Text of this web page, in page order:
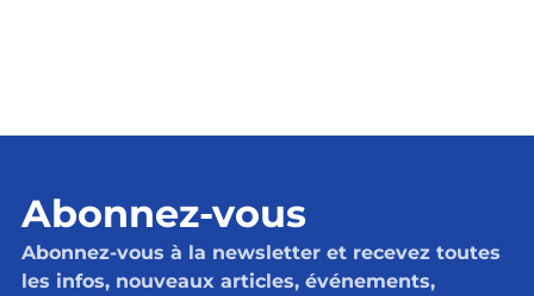
Abonnez-vous
Abonnez-vous à la newsletter et recevez toutes
les infos, nouveaux articles, événements,